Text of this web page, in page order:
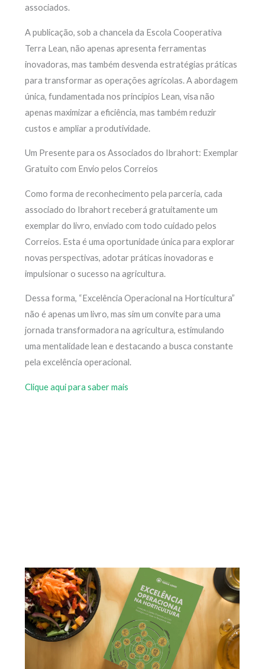
associados.
A publicação, sob a chancela da Escola Cooperativa
Terra Lean, não apenas apresenta ferramentas
inovadoras, mas também desvenda estratégias práticas
para transformar as operações agrícolas. A abordagem
única, fundamentada nos princípios Lean, visa não
apenas maximizar a eficiência, mas também reduzir
custos e ampliar a produtividade.
Um Presente para os Associados do Ibrahort: Exemplar
Gratuito com Envio pelos Correios
Como forma de reconhecimento pela parceria, cada
associado do Ibrahort receberá gratuitamente um
exemplar do livro, enviado com todo cuidado pelos
Correios. Esta é uma oportunidade única para explorar
novas perspectivas, adotar práticas inovadoras e
impulsionar o sucesso na agricultura.
Dessa forma, “Excelência Operacional na Horticultura”
não é apenas um livro, mas sim um convite para uma
jornada transformadora na agricultura, estimulando
uma mentalidade lean e destacando a busca constante
pela excelência operacional.
Clique aqui para saber mais